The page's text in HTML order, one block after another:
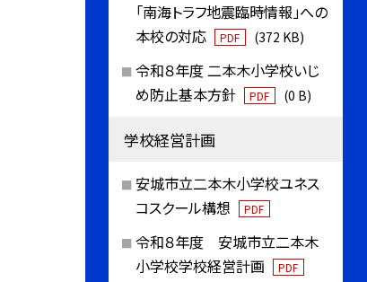
「南海トラフ地震臨時情報」への
本校の対応
PDF (372 KB)
令和８年度 二本木小学校いじ
め防止基本方針
PDF (0 B)
学校経営計画
安城市立二本木小学校ユネス
コスクール構想
PDF
令和８年度 安城市立二本木
小学校学校経営計画
PDF